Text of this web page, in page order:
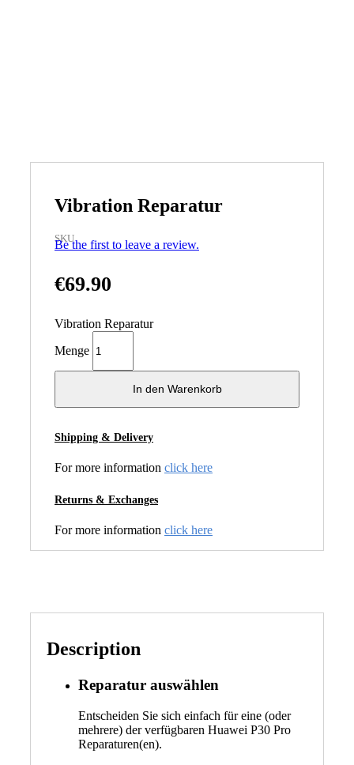
Vibration Reparatur
SKU
Be the first to leave a review.
€69.90
Vibration Reparatur
Menge
In den Warenkorb
Shipping & Delivery
For more information click here
Returns & Exchanges
For more information click here
Description
Reparatur auswählen
Entscheiden Sie sich einfach für eine (oder
mehrere) der verfügbaren Huawei P30 Pro
Reparaturen(en).